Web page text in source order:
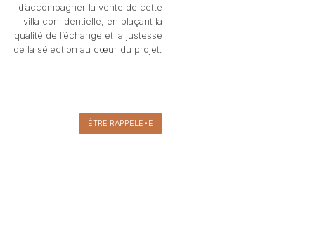
d’accompagner la vente de cette
villa confidentielle, en plaçant la
qualité de l’échange et la justesse
de la sélection au cœur du projet.
ÊTRE RAPPELÉ•E